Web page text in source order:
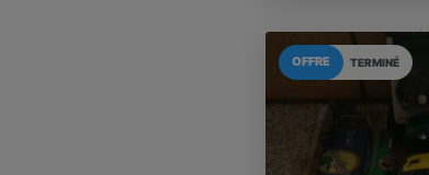
TERMINÉ
OFFRE